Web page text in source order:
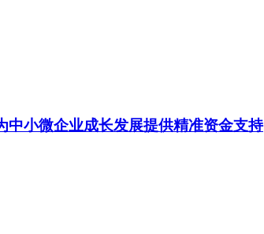
中小微企业成长发展提供精准资金支持